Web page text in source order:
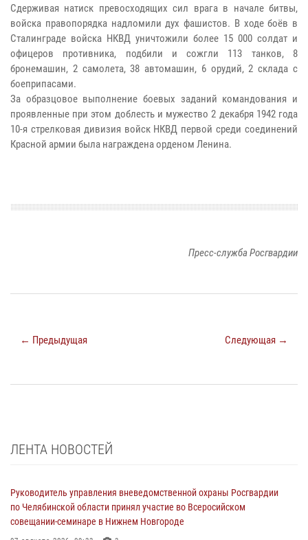
Сдерживая натиск превосходящих сил врага в начале битвы,
войска правопорядка надломили дух фашистов. В ходе боёв в
Сталинграде войска НКВД уничтожили более 15 000 солдат и
офицеров противника, подбили и сожгли 113 танков, 8
бронемашин, 2 самолета, 38 автомашин, 6 орудий, 2 склада с
боеприпасами.
За образцовое выполнение боевых заданий командования и
проявленные при этом доблесть и мужество 2 декабря 1942 года
10-я стрелковая дивизия войск НКВД первой среди соединений
Красной армии была награждена орденом Ленина.
Пресс-служба Росгвардии
← Предыдущая Следующая →
ЛЕНТА НОВОСТЕЙ
Руководитель управления вневедомственной охраны Росгвардии
по Челябинской области принял участие во Всеросийском
совещании-семинаре в Нижнем Новгороде